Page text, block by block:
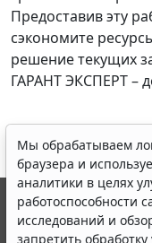
Предоставив эту
сэкономите
решение текущих
ГАРАНТ ЭКСПЕРТ –
Мы обрабатываем
браузера и
аналитики в целях
работоспособности
исследований и
запретить
© ООО "НПП "ГАРАНТ-
выпускается с 1990